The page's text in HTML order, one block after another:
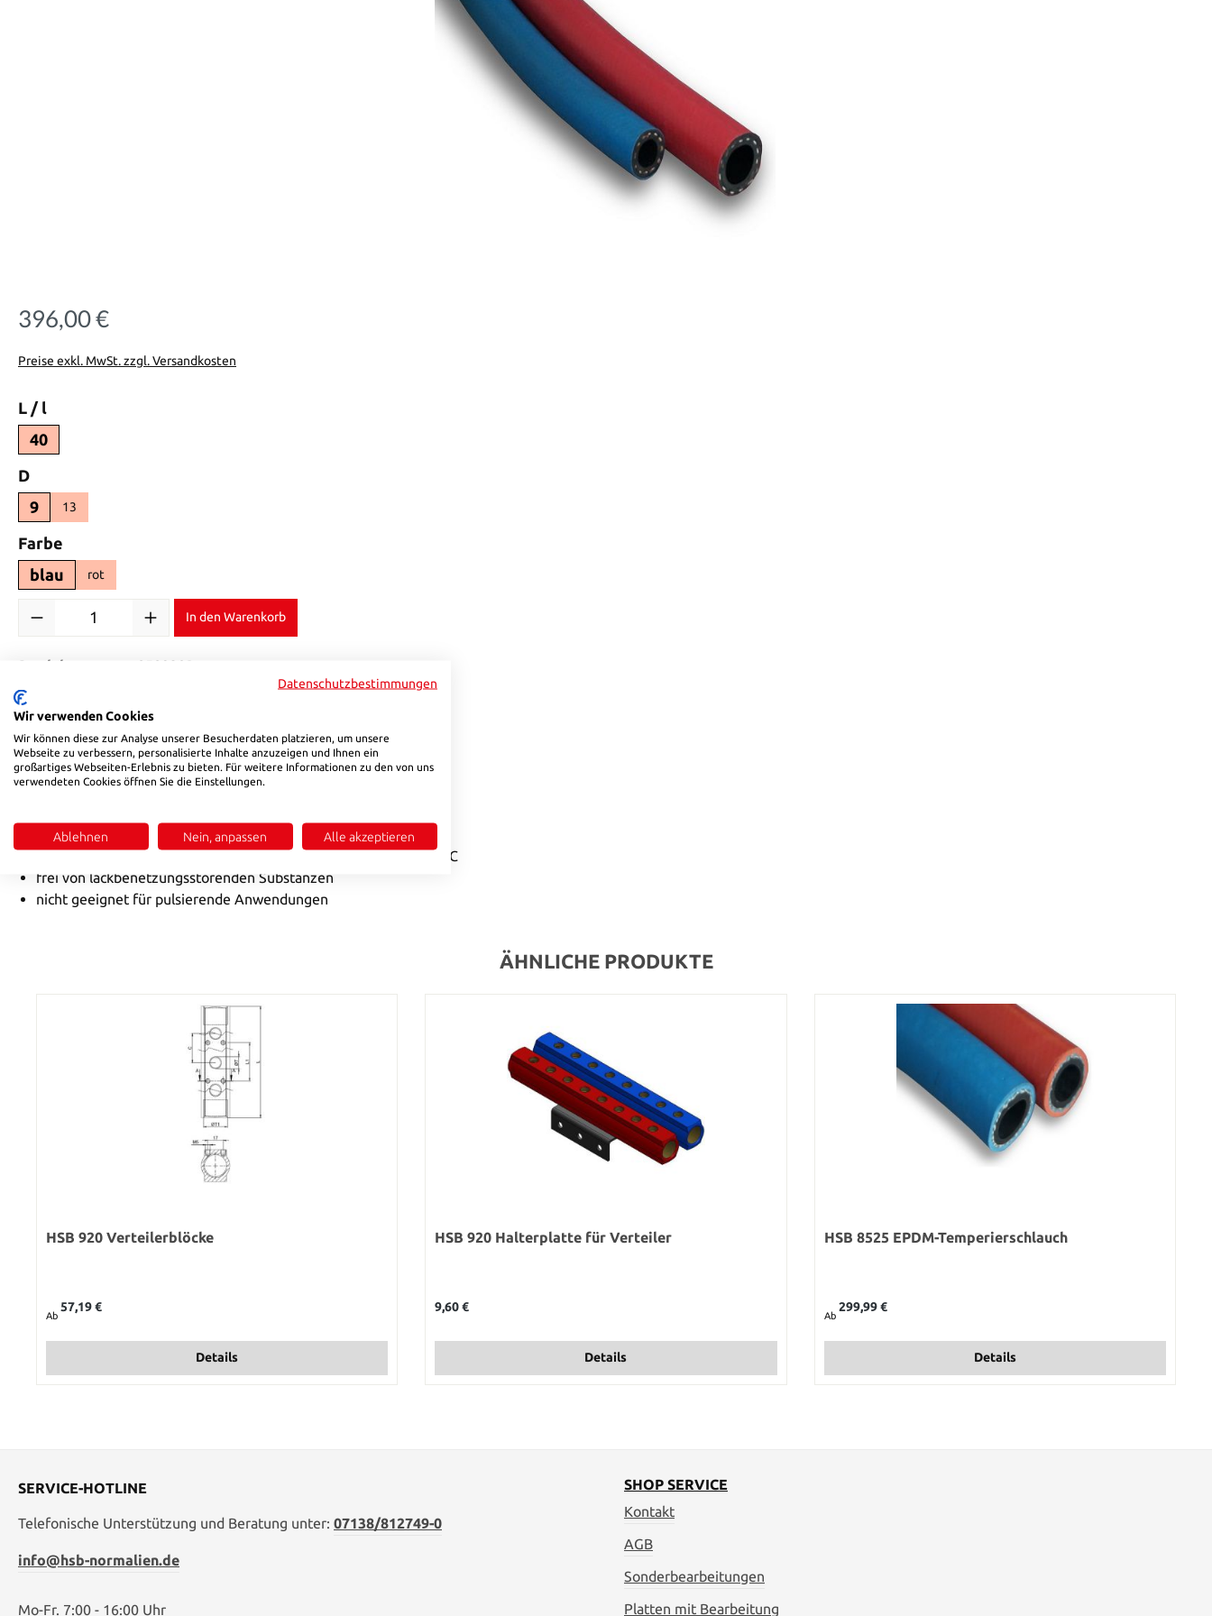
Regulärer Preis:
396,00 €
Preise exkl. MwSt. zzgl. Versandkosten
L / l
40
Dauswählen
9
13
Farbe
blau
rot
In den Warenkorb
Produktnummer: 858920B
Beschreibung Bewertungen
Produktinformationen "HSB 858"
Montage ohne zusätzliche Sicherung
Temperaturbereich:Luft: - 25° C - + 75° C , Wasser: - 25° C - + 95° C
frei von lackbenetzungsstörenden Substanzen
nicht geeignet für pulsierende Anwendungen
ÄHNLICHE PRODUKTE
HSB 920 Verteilerblöcke
Ab
57,19 €
Details
HSB 920 Halterplatte für Verteiler
9,60 €
Details
HSB 8525 EPDM-Temperierschlauch
Ab
299,99 €
Details
SERVICE-HOTLINE
Telefonische Unterstützung und Beratung unter: 07138/812749-0
info@hsb-normalien.de
Mo-Fr. 7:00 - 16:00 Uhr
SHOP SERVICE
Kontakt
AGB
Sonderbearbeitungen
Platten mit Bearbeitung
Datenschutzbestimmungen
Wir verwenden Cookies
Wir können diese zur Analyse unserer Besucherdaten platzieren, um unsere
Webseite zu verbessern, personalisierte Inhalte anzuzeigen und Ihnen ein
großartiges Webseiten-Erlebnis zu bieten. Für weitere Informationen zu den von uns
verwendeten Cookies öffnen Sie die Einstellungen.
Ablehnen Nein, anpassen Alle akzeptieren